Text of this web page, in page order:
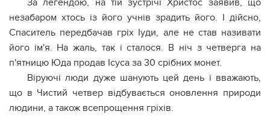
За легендою, на тій зустрічі Христос заявив, що
незабаром хтось із його учнів зрадить його. І дійсно,
Спаситель передбачав гріх Іуди, але не став називати
його ім'я. На жаль, так і сталося. В ніч з четверга на
п'ятницю Юда продав Ісуса за 30 срібних монет.
Віруючі люди дуже шанують цей день і вважають,
що в Чистий четвер відбувається оновлення природи
людини, а також всепрощення гріхів.